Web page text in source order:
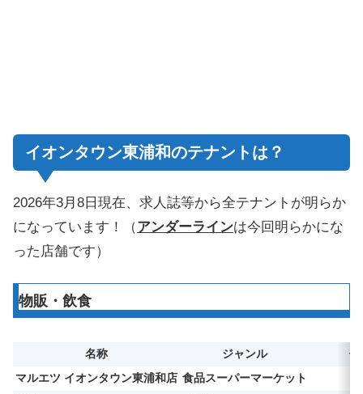
イオンタウン東浦和のテナントは？
2026年3月8日現在、求人誌等から全テナントが明らか
になっています！（アンダーラインは今回明らかにな
った店舗です）
物販・飲食
名称 ジャンル
備
マルエツ イオンタウン東浦和店 食品スーパーマーケット